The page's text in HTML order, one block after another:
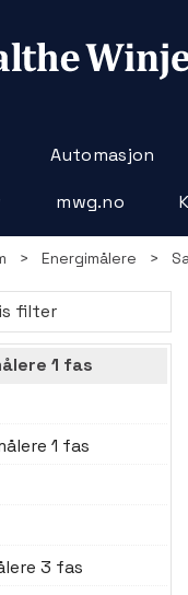
Automasjon
mwg.no
> Energimålere >
filter
1 fas
1 fas
3 fas